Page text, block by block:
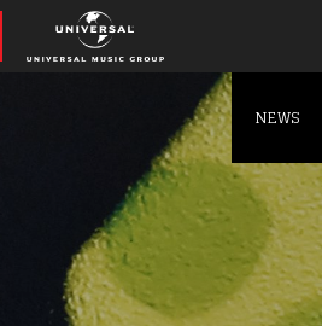
NEWS
artists before